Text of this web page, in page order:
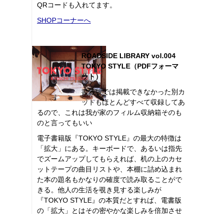
QRコードも入れてます。
SHOPコーナーへ
ROADSIDE LIBRARY vol.004
TOKYO STYLE（PDFフォーマ
ット）
書籍版では掲載できなかった別カ
ットもほとんどすべて収録してあ
るので、これは我が家のフィルム収納箱そのも
のと言ってもいい
電子書籍版『TOKYO STYLE』の最大の特徴は
「拡大」にある。キーボードで、あるいは指先
でズームアップしてもらえれば、机の上のカセ
ットテープの曲目リストや、本棚に詰め込まれ
た本の題名もかなりの確度で読み取ることがで
きる。他人の生活を覗き見する楽しみが
『TOKYO STYLE』の本質だとすれば、電書版
の「拡大」とはその密やかな楽しみを倍加させ